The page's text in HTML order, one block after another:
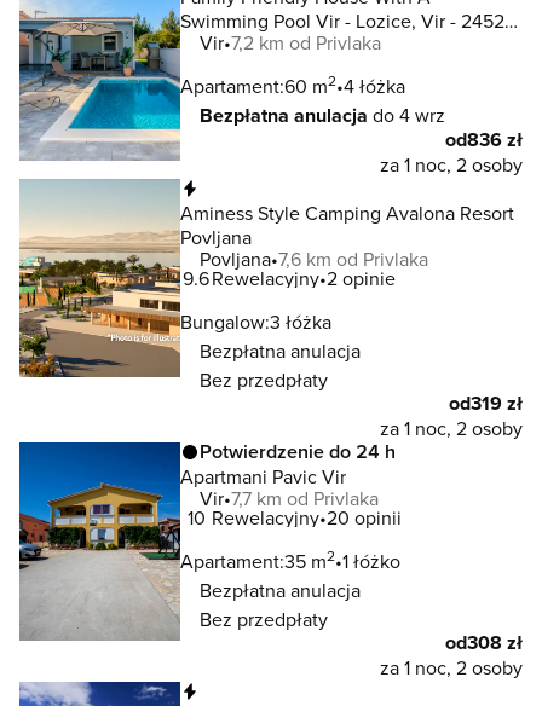
Swimming Pool Vir - Lozice, Vir - 24524
Vir - Lozice
Vir 7,2 km od Privlaka
Apartament:60 m2 4 łóżka
Bezpłatna anulacja do 4 wrz
od836 zł
za 1 noc, 2 osoby
Aminess Style Camping Avalona Resort
Povljana
Povljana 7,6 km od Privlaka
9.6Rewelacyjny 2 opinie
Bungalow:3 łóżka
Bezpłatna anulacja
Bez przedpłaty
od319 zł
za 1 noc, 2 osoby
Potwierdzenie do 24 h
Apartmani Pavic Vir
Vir 7,7 km od Privlaka
10 Rewelacyjny 20 opinii
Apartament:35 m2 1 łóżko
Bezpłatna anulacja
Bez przedpłaty
od308 zł
za 1 noc, 2 osoby